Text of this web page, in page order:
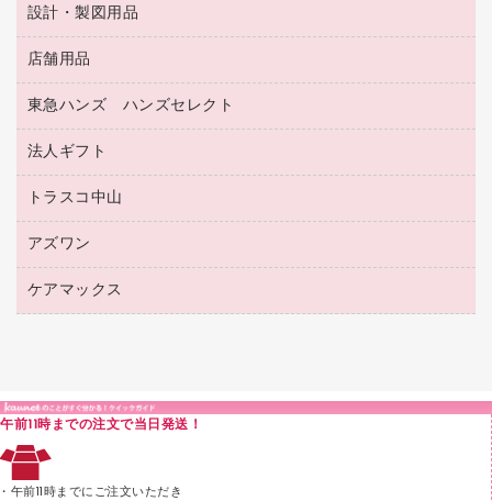
食品添加物製品
プレゼン用ファイル
ファイルボックス
パイプ式ファイル
その他ファイル
クリヤーホルダー
クリヤーブック（差替式）
クリヤーブック（固定式）
Ｚ式ファイル
２穴リフィル・２穴インデックス
マーキングペン（油性）
マーキングペン（水性）
ボールペン（油性）
ボールペン（ゲルインク）
シャープペンシル用替芯
備品／小物ケース
透明テープ 事務用
電話台
針なしステープラー
紙めくり
裁断機
印章用品
介護用品
医療関連用品
工事関連用品
屋外用品
設計・製図用品
設計・製図用品
店舗用品
店舗運営用品
陳列什器
紙手提げ袋
レジ・ポリ袋
ディスプレイ用品
カウンター／お会計用品
東急ハンズ ハンズセレクト
東急ハンズ
法人ギフト
高島屋
カウネットギフト
高島屋（食品・飲料）
カウネットギフト（食品・飲料）
トラスコ中山
建築・作業用品
アズワン
医療・介護用品（食品・飲料・食添製品）
ケアマックス
午前11時までの注文で当日発送！
午前11時までにご注文いただき